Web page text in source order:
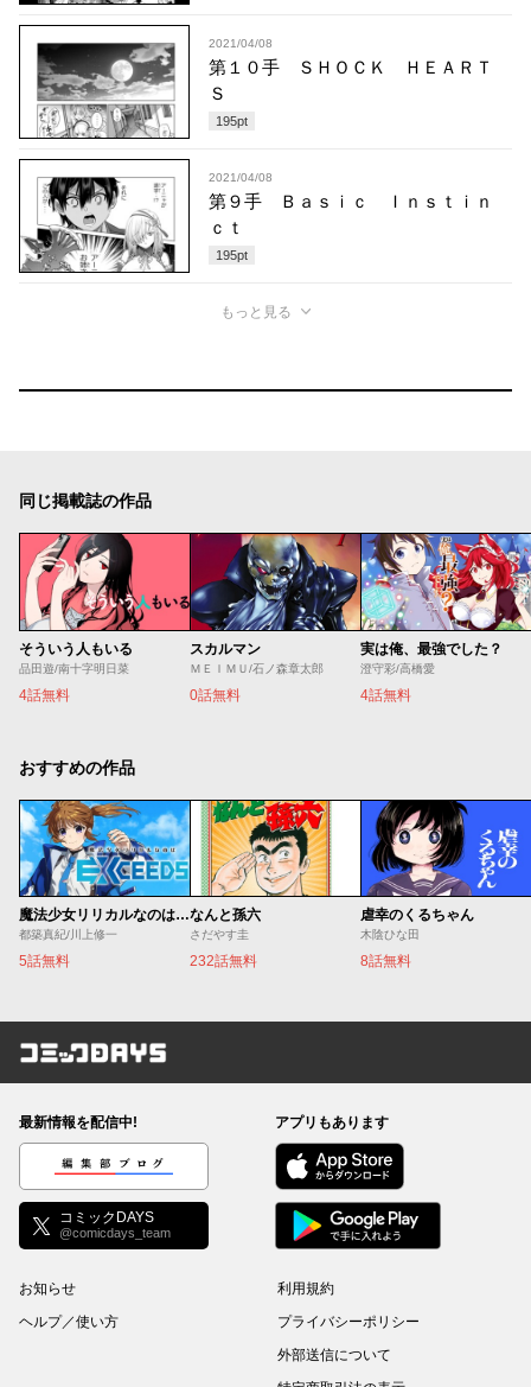
2021/04/08
第１０手 ＳＨＯＣＫ ＨＥＡＲＴ
Ｓ
195pt
2021/04/08
第９手 Ｂａｓｉｃ Ｉｎｓｔｉｎ
ｃｔ
195pt
もっと見る
同じ掲載誌の作品
そういう人もいる
品田遊/南十字明日菜
4話無料
スカルマン
ＭＥＩＭＵ/石ノ森章太郎
0話無料
実は俺、最強でした？
澄守彩/高橋愛
4話無料
おすすめの作品
魔法少女リリカルなのは EXCEEDS
都築真紀/川上修一
5話無料
なんと孫六
さだやす圭
232話無料
虐幸のくるちゃん
木陰ひな田
8話無料
コミックDAYS
最新情報を配信中!
編集部ブログ
コミックDAYS
@comicdays_team
アプリもあります
お知らせ
ヘルプ／使い方
利用規約
プライバシーポリシー
外部送信について